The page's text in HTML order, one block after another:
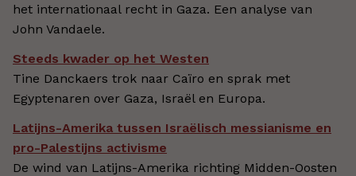
het internationaal recht in Gaza. Een analyse van
John Vandaele.
Steeds kwader op het Westen
Tine Danckaers trok naar Caïro en sprak met
Egyptenaren over Gaza, Israël en Europa.
Latijns-Amerika tussen Israëlisch messianisme en
pro-Palestijns activisme
De wind van Latijns-Amerika richting Midden-Oosten